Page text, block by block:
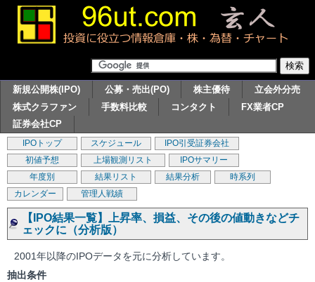
新規公開株(IPO) 公募・売出(PO) 株主優待
立会外分売
株式クラファン
手数料比較 コンタクト
FX業者CP
証券会社CP
IPOトップ スケジュール
IPO引受証券会社
初値予想
上場観測リスト
IPOサマリー
年度別
結果リスト 結果分析
時系列
カレンダー
管理人戦績
【IPO結果一覧】上昇率、損益、その後の値動きなどチ
ェックに（分析版）
2001年以降のIPOデータを元に分析しています。
抽出条件